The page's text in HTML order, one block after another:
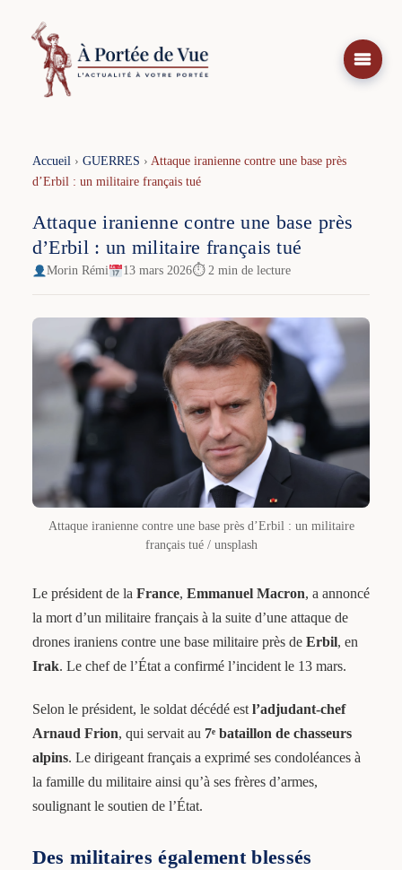
contenu
Accueil› GUERRES › Attaque iranienne contre une base près
d’Erbil : un militaire français tué
Attaque iranienne contre une base près
d’Erbil : un militaire français tué
Morin Rémi 13 mars 2026⏱ 2 min de lecture
Attaque iranienne contre une base près d’Erbil : un militaire
français tué / unsplash
Le président de la France, Emmanuel Macron, a annoncé
la mort d’un militaire français à la suite d’une attaque de
drones iraniens contre une base militaire près de Erbil, en
Irak. Le chef de l’État a confirmé l’incident le 13 mars.
Selon le président, le soldat décédé est l’adjudant-chef
Arnaud Frion, qui servait au 7ᵉ bataillon de chasseurs
alpins. Le dirigeant français a exprimé ses condoléances à
la famille du militaire ainsi qu’à ses frères d’armes,
soulignant le soutien de l’État.
Des militaires également blessés